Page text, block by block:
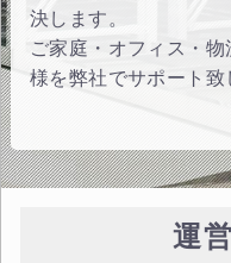
決します。
ご家庭・オフィス・
様を弊社でサポート致
運